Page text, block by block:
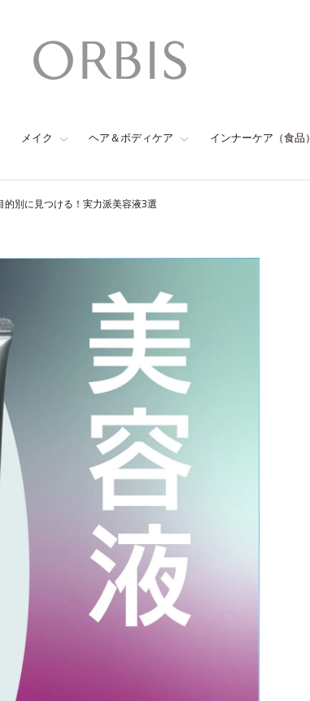
メイク ヘア＆ボディケア インナーケア（食品）
的別に見つける！実力派美容液3選